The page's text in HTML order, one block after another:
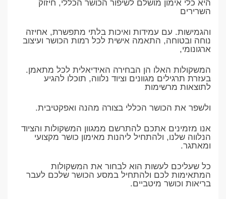
היא כלי אימון מושלם לשיפור הכושר הכללי, חיזוק
השרירים
והגמישות. עם עמידות ואיכות בלתי מתפשרת, אחיזה
נוחה ובטוחה, התאמה אישית לכל רמות הכושר ועיצוב
ארגונומי,
המשקולות האלו הן הבחירה האידיאלית לכל מתאמן.
בעזרת תרגילים מגוונים וציוד נלווה, תוכלו להגיע
לתוצאות מרשימות
ולשפר את הכושר הכללי בצורה מהנה ואפקטיבית.
אנו מזמינים אתכם להתרשם ממגוון המשקולות והציוד
הנלווה שלנו, ולהתחיל ליהנות מאימון כושר מקצועי
ומאתגר.
כל שעליכם לעשות הוא לבחור את המשקולות
המתאימות לכם ולהתחיל במסע הכושר שלכם לעבר
בריאות וכושר מיטביים.